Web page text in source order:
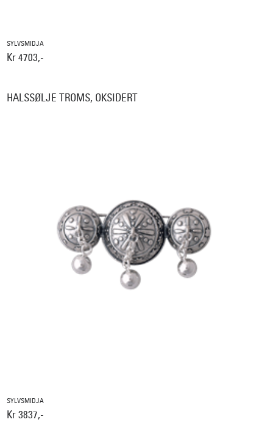
SYLVSMIDJA
Kr 4703,-
HALSSØLJE TROMS, OKSIDERT
SYLVSMIDJA
Kr 3837,-